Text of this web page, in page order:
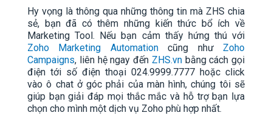
Hy vọng là thông qua những thông tin mà ZHS chia
sẻ, bạn đã có thêm những kiến thức bổ ích về
Marketing Tool. Nếu bạn cảm thấy hứng thú với
Zoho Marketing Automationcũng như Zoho
Campaigns, liên hệ ngay đến ZHS.vnbằng cách gọi
điện tới số điện thoại 024.9999.7777 hoặc click
vào ô chat ở góc phải của màn hình, chúng tôi sẽ
giúp bạn giải đáp mọi thắc mắc và hỗ trợ bạn lựa
chọn cho mình một dịch vụ Zoho phù hợp nhất.